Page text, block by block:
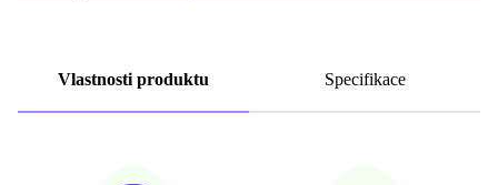
Vlastnosti produktu Specifikace